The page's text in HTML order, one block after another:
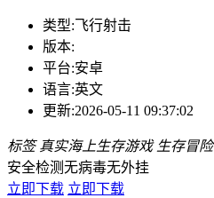
类型:飞行射击
版本:
平台:安卓
语言:英文
更新:2026-05-11 09:37:02
标签 真实海上生存游戏 生存冒险
安全检测无病毒无外挂
立即下载 立即下载